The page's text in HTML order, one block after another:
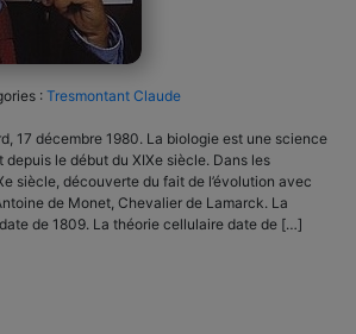
:Tresmontant Claude
17 décembre 1980. La biologie est une science
le début du XIXe siècle. Dans les
siècle, découverte du fait de l’évolution avec
de Monet, Chevalier de Lamarck. La
de 1809. La théorie cellulaire date de […]